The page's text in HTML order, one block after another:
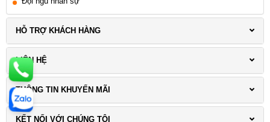
HỖ TRỢ KHÁCH HÀNG
LIÊN HỆ
THÔNG TIN KHUYẾN MÃI
KẾT NỐI VỚI CHÚNG TÔI